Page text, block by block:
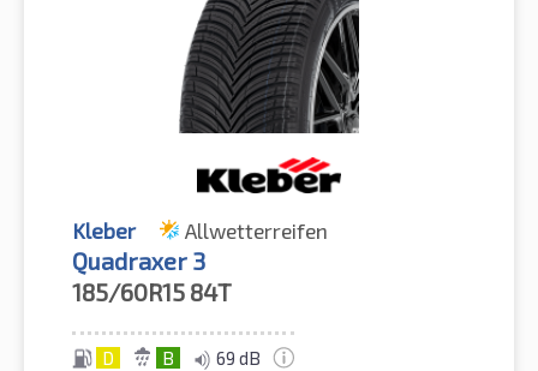
Kleber Allwetterreifen
Quadraxer 3
185/60R15 84T
D B 69 dB